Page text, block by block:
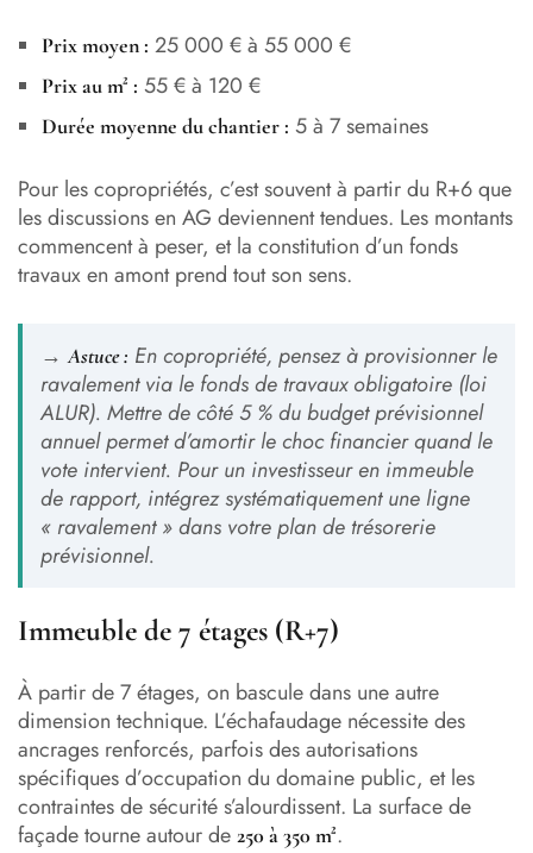
Prix moyen : 25 000 € à 55 000 €
Prix au m² : 55 € à 120 €
Durée moyenne du chantier : 5 à 7 semaines
Pour les copropriétés, c’est souvent à partir du R+6 que
les discussions en AG deviennent tendues. Les montants
commencent à peser, et la constitution d’un fonds
travaux en amont prend tout son sens.
→Astuce : En copropriété, pensez à provisionner le
ravalement via le fonds de travaux obligatoire (loi
ALUR). Mettre de côté 5 % du budget prévisionnel
annuel permet d’amortir le choc financier quand le
vote intervient. Pour un investisseur en immeuble
de rapport, intégrez systématiquement une ligne
« ravalement » dans votre plan de trésorerie
prévisionnel.
Immeuble de 7 étages (R+7)
À partir de 7 étages, on bascule dans une autre
dimension technique. L’échafaudage nécessite des
ancrages renforcés, parfois des autorisations
spécifiques d’occupation du domaine public, et les
contraintes de sécurité s’alourdissent. La surface de
façade tourne autour de 250 à 350 m².